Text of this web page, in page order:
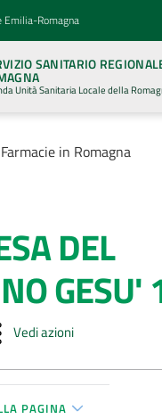
Emilia-Romagna
SANITARIO
Unità Sanitaria Locale della
in Romagna
DEL
GESU'
Vedi azioni
PAGINA